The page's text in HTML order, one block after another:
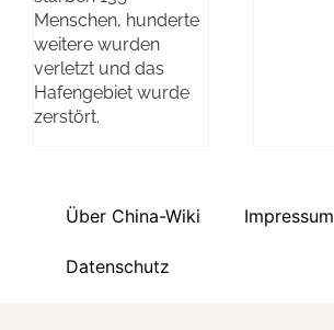
Menschen, hunderte
weitere wurden
verletzt und das
Hafengebiet wurde
zerstört.
Über China-Wiki Impressum
Datenschutz